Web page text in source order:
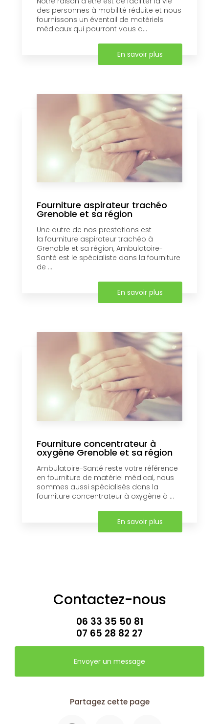
des personnes à mobilité réduite et nous
fournissons un éventail de matériels
médicaux qui pourront vous a...
En savoir plus
Fourniture aspirateur trachéo
Grenoble et sa région
Une autre de nos prestations est
la fourniture aspirateur trachéo à
Grenoble et sa région, Ambulatoire-
Santé est le spécialiste dans la fourniture
de ...
En savoir plus
Fourniture concentrateur à
oxygène Grenoble et sa région
Ambulatoire-Santé reste votre référence
en fourniture de matériel médical, nous
sommes aussi spécialisés dans la
fourniture concentrateur à oxygène à ...
En savoir plus
Contactez-nous
06 33 35 50 81
07 65 28 82 27
Envoyer un message
Partagez cette page